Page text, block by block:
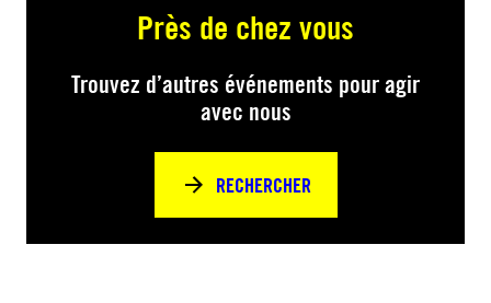
Près de chez vous
Trouvez d’autres événements pour agir
avec nous
RECHERCHER